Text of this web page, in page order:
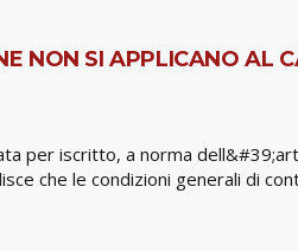
NON SI APPLICANO AL
per iscritto, a norma
che le condizioni generali di